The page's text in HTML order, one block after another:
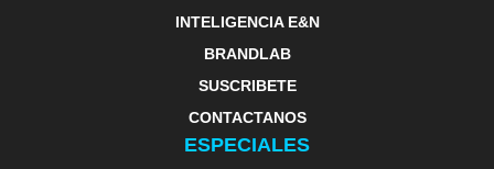
INTELIGENCIA E&N
BRANDLAB
SUSCRIBETE
CONTACTANOS
ESPECIALES